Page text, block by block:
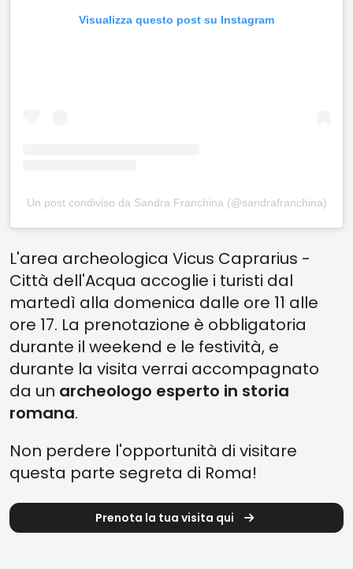
Visualizza questo post su Instagram
Un post condiviso da Sandra Franchina (@sandrafranchina)
L'area archeologica Vicus Caprarius -
Città dell'Acqua accoglie i turisti dal
martedì alla domenica dalle ore 11 alle
ore 17. La prenotazione è obbligatoria
durante il weekend e le festività, e
durante la visita verrai accompagnato
da un archeologo esperto in storia
romana.
Non perdere l'opportunità di visitare
questa parte segreta di Roma!
Prenota la tua visita qui